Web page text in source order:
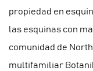
propiedad en
las esquinas con
comunidad de
multifamiliar